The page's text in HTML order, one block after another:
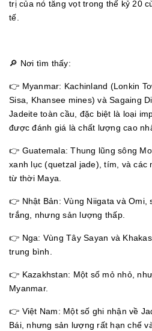
trị của nó tăng vọt trong thế kỷ 20
tế.
🔎 Nơi tìm thấy:
👉 Myanmar: Kachinland (Lonkin
Sisa, Khansee mines) và Sagaing
Jadeite toàn cầu, đặc biệt là loại
được đánh giá là chất lượng cao
👉 Guatemala: Thung lũng sông
xanh lục (quetzal jade), tím, và các
từ thời Maya.
👉 Nhật Bản: Vùng Niigata và Omi,
trắng, nhưng sản lượng thấp.
👉 Nga: Vùng Tây Sayan và
trung bình.
👉 Kazakhstan: Một số mỏ nhỏ,
Myanmar.
👉 Việt Nam: Một số ghi nhận về
Bái, nhưng sản lượng rất hạn chế